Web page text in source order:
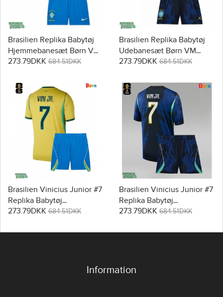
Brasilien Replika Babytøj
Hjemmebanesæt Børn VM
2026 Kortærmet (+ Korte
273.79DKK 684.51DKK
Brasilien Replika Babytøj
Udebanesæt Børn VM
2026 Kortærmet (+ Korte
273.79DKK 684.51DKK
Brasilien Vinicius Junior #7
Replika Babytøj
Hjemmebanesæt Børn VM
bukser)
273.79DKK 684.51DKK
Brasilien Vinicius Junior #7
Replika Babytøj
Udebanesæt Børn VM
bukser)
273.79DKK 684.51DKK
Information